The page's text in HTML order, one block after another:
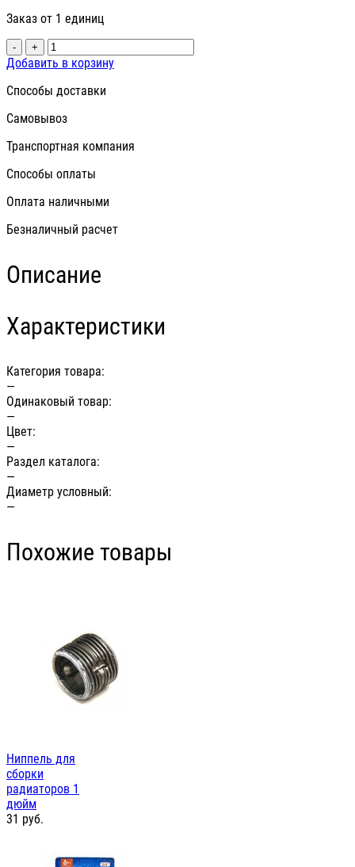
Заказ от 1 единиц
- +
Добавить в корзину
Способы доставки
Самовывоз
Транспортная компания
Способы оплаты
Оплата наличными
Безналичный расчет
Описание
Характеристики
Категория товара:
—
Одинаковый товар:
—
Цвет:
—
Раздел каталога:
—
Диаметр условный:
—
Похожие товары
Ниппель для
сборки
радиаторов 1
дюйм
31 руб.